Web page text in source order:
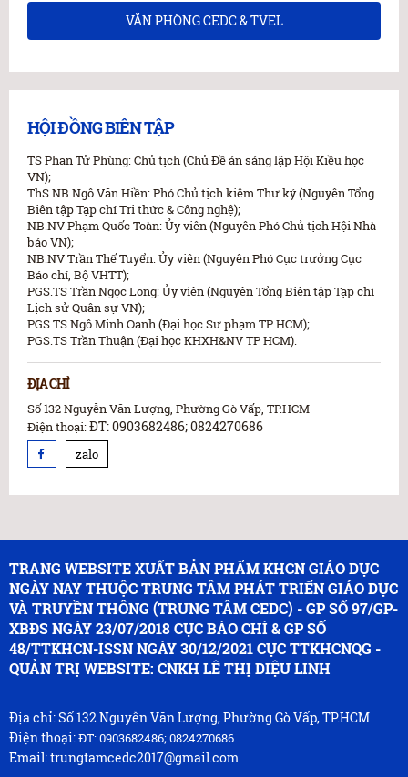
VĂN PHÒNG CEDC & TVEL
HỘI ĐỒNG BIÊN TẬP
TS Phan Tử Phùng: Chủ tịch (Chủ Đề án sáng lập Hội Kiều học
VN);
ThS.NB Ngô Văn Hiền: Phó Chủ tịch kiêm Thư ký (Nguyên Tổng
Biên tập Tạp chí Tri thức & Công nghệ);
NB.NV Phạm Quốc Toàn: Ủy viên (Nguyên Phó Chủ tịch Hội Nhà
báo VN);
NB.NV Trần Thế Tuyển: Ủy viên (Nguyên Phó Cục trưởng Cục
Báo chí, Bộ VHTT);
PGS.TS Trần Ngọc Long: Ủy viên (Nguyên Tổng Biên tập Tạp chí
Lịch sử Quân sự VN);
PGS.TS Ngô Minh Oanh (Đại học Sư phạm TP HCM);
PGS.TS Trần Thuận (Đại học KHXH&NV TP HCM).
ĐỊA CHỈ
Số 132 Nguyễn Văn Lượng, Phường Gò Vấp, TP.HCM
Điện thoại:ĐT: 0903682486; 0824270686
zalo
TRANG WEBSITE XUẤT BẢN PHẨM KHCN GIÁO DỤC
NGÀY NAY THUỘC TRUNG TÂM PHÁT TRIỂN GIÁO DỤC
VÀ TRUYỀN THÔNG (TRUNG TÂM CEDC) - GP SỐ 97/GP-
XBĐS NGÀY 23/07/2018 CỤC BÁO CHÍ & GP SỐ
48/TTKHCN-ISSN NGÀY 30/12/2021 CỤC TTKHCNQG -
QUẢN TRỊ WEBSITE: CNKH LÊ THỊ DIỆU LINH
Địa chỉ: Số 132 Nguyễn Văn Lượng, Phường Gò Vấp, TP.HCM
Điện thoại:ĐT: 0903682486; 0824270686
Email: trungtamcedc2017@gmail.com